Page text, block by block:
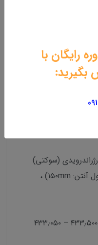
رایگان با
بگیرید:
(سوکتی)
سایز: ( بدنه ۵۵*۱۱۱٫۵ mm) ، (طول آنتن: ۱۵۰mm) ،
فرکانس کاری: باند UHF فرکانس ۴۳۳٫۵۰۰ – ۴۳۳٫۰۵۰